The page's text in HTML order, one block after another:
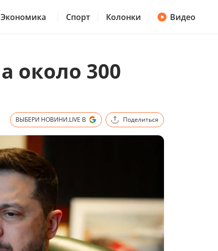
Экономика Спорт Колонки Видео
около 300
ВЫБЕРИ НОВИНИ.LIVE В Поделиться